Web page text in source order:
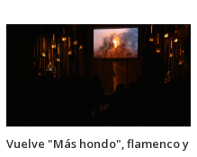
Vuelve "Más hondo", flamenco y